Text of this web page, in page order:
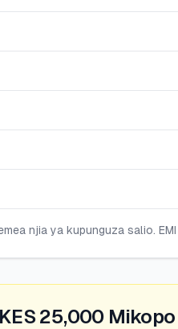
njia ya kupunguza salio.
25,000